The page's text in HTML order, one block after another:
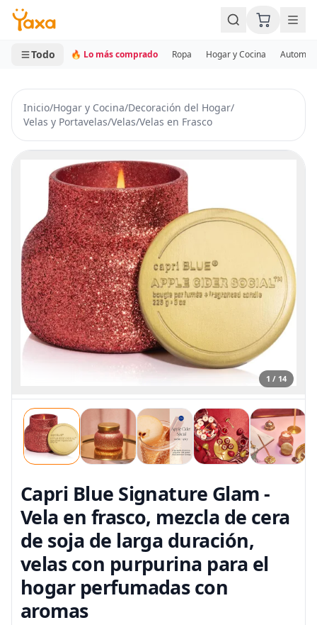
MINI CARRITO
0 productos
Todo 🔥 Lo más comprado Ropa Hogar y Cocina
Inicio/Hogar y Cocina/Decoración del Hogar/
Velas y Portavelas/Velas/Velas en Frasco
1 / 14
Capri Blue Signature Glam -
Vela en frasco, mezcla de cera
de soja de larga duración,
velas con purpurina para el
hogar perfumadas con
aromas